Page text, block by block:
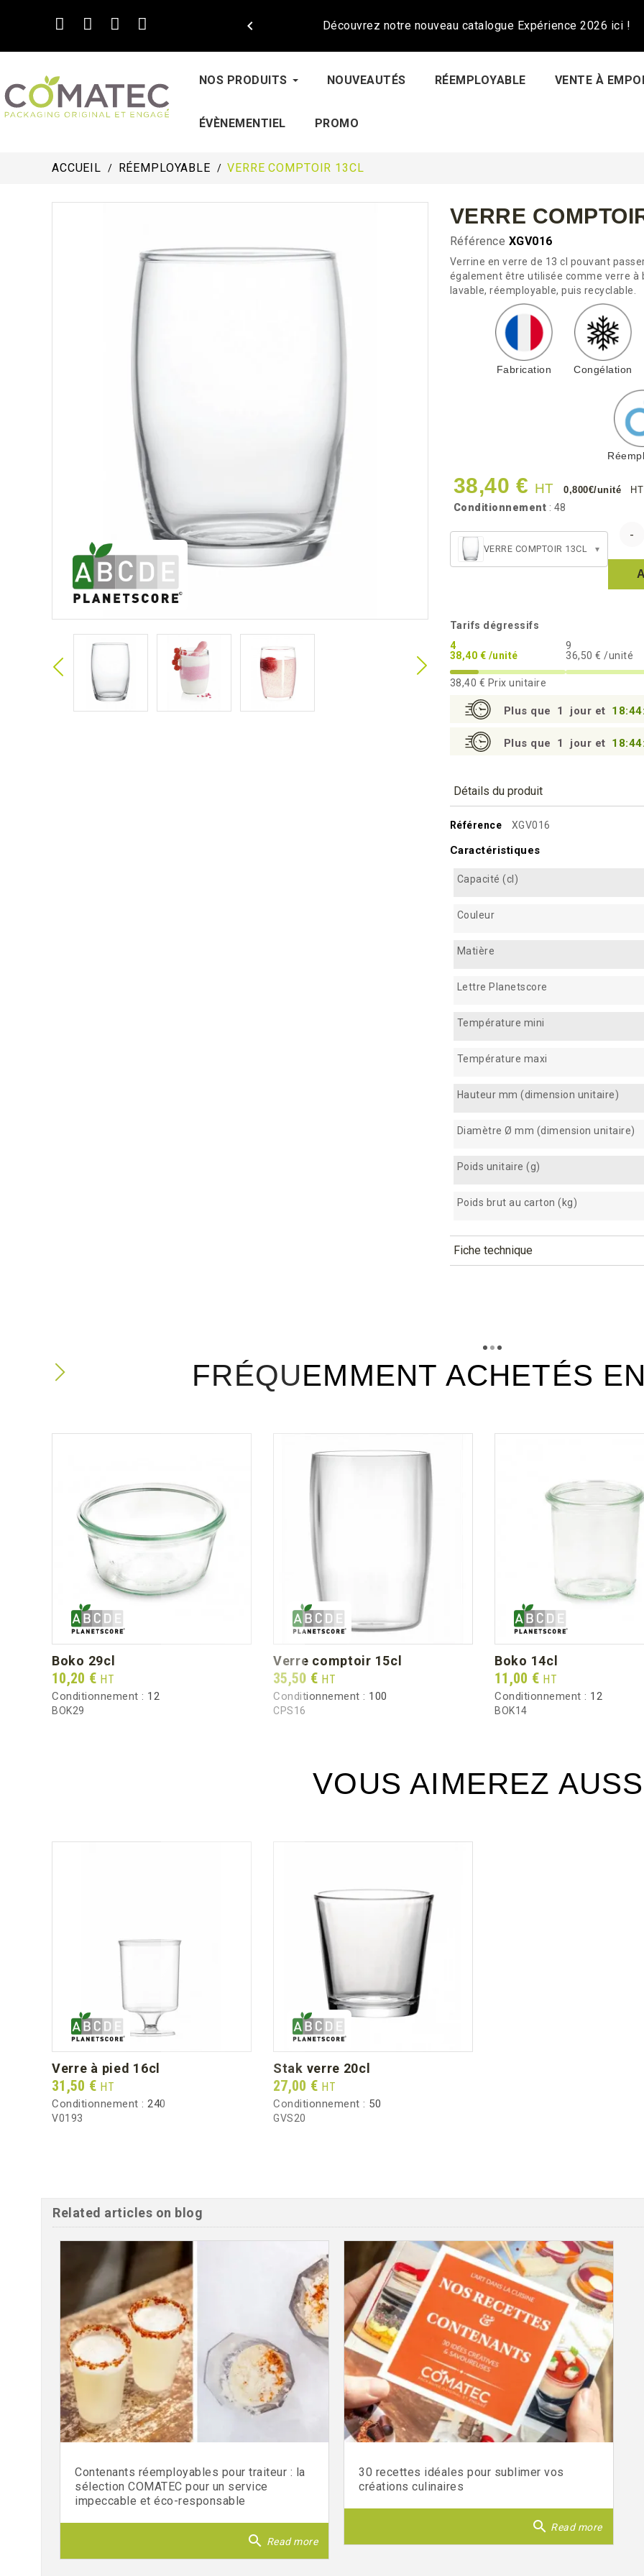
Découvrez notre nouveau catalogue Expérience 2026 ici !

NOS PRODUITS NOUVEAUTÉS RÉEMPLOYABLE VENTE À
ÉVÈNEMENTIEL PROMO
ACCUEIL RÉEMPLOYABLE VERRE COMPTOIR 13CL
VERRE
Référence XGV016
Verrine en verre de 13 cl pouvant
également être utilisée comme verre à
lavable, réemployable, puis recyclable.
Fabrication Congélation
38,40 € HT 0,800€/unité HT
Conditionnement : 48
VERRE COMPTOIR 13CL ▾
Tarifs dégressifs
4
38,40 € /unité
9
36,50 € /unité
38,40 € Prix unitaire
Plus que 1 jour et
Plus que 1 jour et
Détails du produit
Référence XGV016
Caractéristiques
Capacité (cl)
Couleur
Matière
Lettre Planetscore
Température mini
Température maxi
Hauteur mm (dimension unitaire)
Diamètre Ø mm (dimension unitaire)
Poids unitaire (g)
Poids brut au carton (kg)
Fiche technique
FRÉQUEMMENT ACHETÉS
boko 29cl
Prix
10,20 € HT
Conditionnement : 12
BOK29
verre comptoir 15cl
Prix
35,50 € HT
Conditionnement : 100
CPS16
boko 14cl
Prix
11,00 € HT
Conditionnement : 12
BOK14
VOUS AIMEREZ
verre à pied 16cl
Prix
31,50 € HT
Conditionnement : 240
V0193
stak verre 20cl
Prix
27,00 € HT
Conditionnement : 50
GVS20
Related articles on blog
Contenants réemployables pour traiteur : la
sélection COMATEC pour un service
impeccable et éco-responsable
search Read more
30 recettes idéales pour sublimer vos
créations culinaires
search Read more